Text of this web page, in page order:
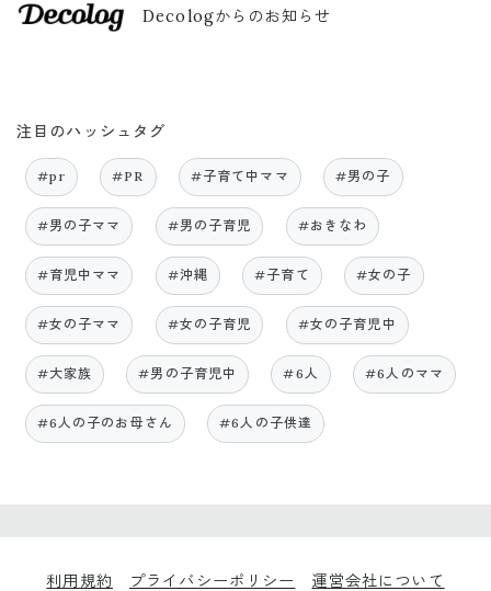
Decologからのお知らせ
注目のハッシュタグ
#pr #PR #子育て中ママ #男の子
#男の子ママ #男の子育児 #おきなわ
#育児中ママ #沖縄 #子育て #女の子
#女の子ママ #女の子育児 #女の子育児中
#大家族 #男の子育児中 #6人 #6人のママ
#6人の子のお母さん #6人の子供達
利用規約 プライバシーポリシー 運営会社について